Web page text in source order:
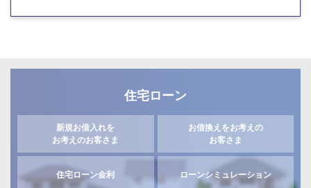
住宅ローン
新規お借入れを
お考えのお客さま
お借換えをお考えの
お客さま
住宅ローン金利 ローンシミュレーション